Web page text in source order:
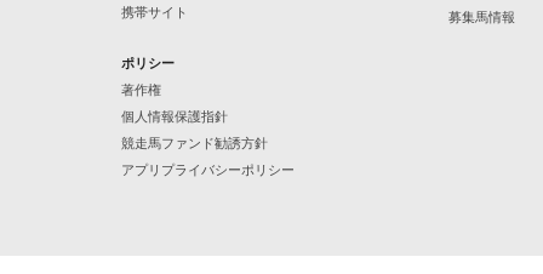
携帯サイト
ポリシー
著作権
個人情報保護指針
競走馬ファンド勧誘方針
アプリプライバシーポリシー
募集馬情報